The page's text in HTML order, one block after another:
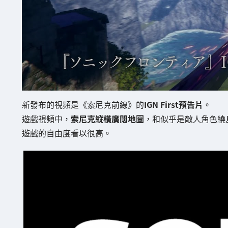
新發布的視頻是《索尼克前線》的IGN First預告片 。
遊戲視頻中， 索尼克縱橫廣闊地圖 ，和似乎是敵人角色
遊戲的自由度看以很高。